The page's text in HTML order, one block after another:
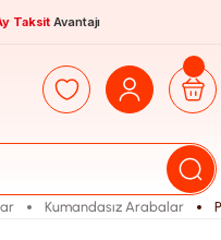
Taksit Avantajı
Kumandasız Arabalar